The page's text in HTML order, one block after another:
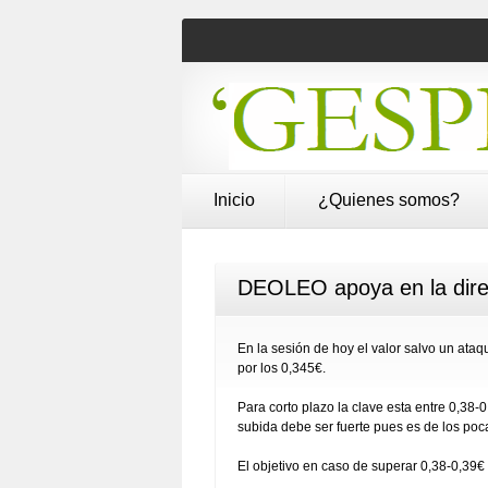
Inicio ¿Quienes somos?
DEOLEO apoya en la
En la sesión de hoy el valor salvo un
por los 0,345€.
Para corto plazo la clave esta entre
subida debe ser fuerte pues es de los
El objetivo en caso de superar 0,38-